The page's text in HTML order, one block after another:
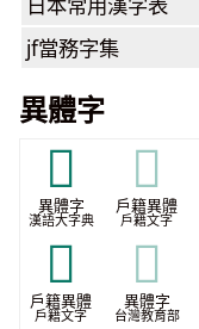
jf當務字集
異體字
𠒆
異體字
漢語大字典
𠒆
戶籍異體
戶籍文字
𧠇
戶籍異體
戶籍文字
𧠇
異體字
台灣教育部